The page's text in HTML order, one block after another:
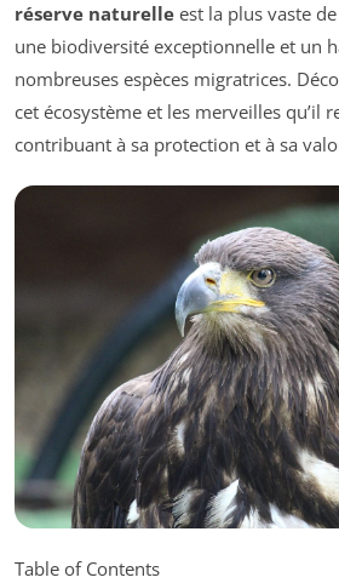
réserve naturelle est la plus vaste
une biodiversité exceptionnelle et un
nombreuses espèces migratrices.
cet écosystème et les merveilles qu’il
contribuant à sa protection et à sa
Table of Contents